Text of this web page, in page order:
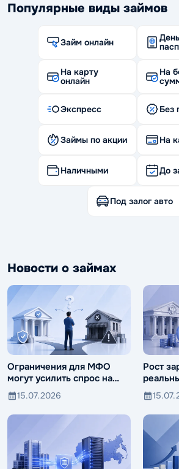
Популярные виды займов
Займ онлайн
На карту
онлайн
На
Экспресс Без
Займы по акции На
Наличными До
Под залог авто
Новости о займах
Ограничения для МФО
могут усилить спрос на
ломбарды
15.07.2026
Рост
от